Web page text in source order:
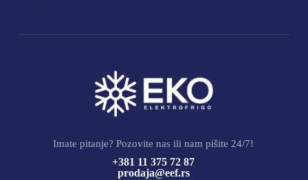
Imate pitanje? Pozovite nas ili nam pišite 24/7!
+381 11 375 72 87
prodaja@eef.rs